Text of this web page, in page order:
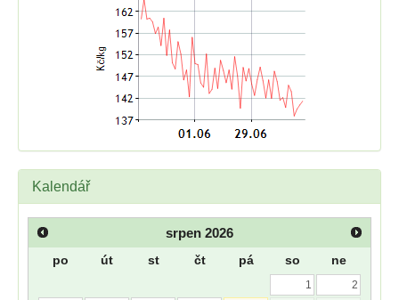
Kalendář
srpen 2026
po út st čt pá so ne
1
2